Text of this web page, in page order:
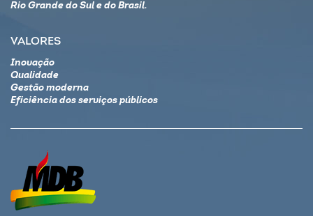
Rio Grande do Sul e do Brasil.
VALORES
Inovação
Qualidade
Gestão moderna
Eficiência dos serviços públicos